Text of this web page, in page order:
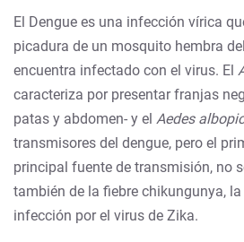
El Dengue es una infección vírica
picadura de un mosquito hembra
encuentra infectado con el virus. El
caracteriza por presentar franjas
patas y abdomen- y el Aedes
transmisores del dengue, pero el
principal fuente de transmisión, no
también de la fiebre chikungunya,
infección por el virus de Zika.